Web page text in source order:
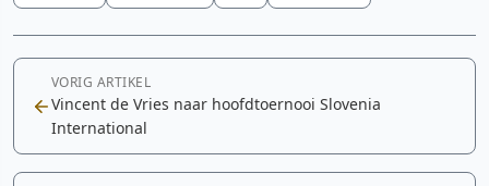
VORIG ARTIKEL
Vincent de Vries naar hoofdtoernooi Slovenia
International